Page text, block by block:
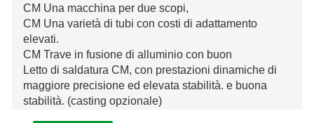
CM Una macchina per due scopi,
CM Una varietà di tubi con costi di adattamento
elevati.
CM Trave in fusione di alluminio con buon
Letto di saldatura CM, con prestazioni dinamiche di
maggiore precisione ed elevata stabilità. e buona
stabilità. (casting opzionale)